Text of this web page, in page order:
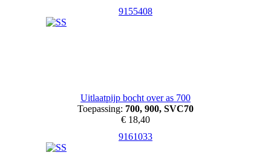
9155408
Uitlaatpijp bocht over as 700
Toepassing: 700, 900, SVC70
€ 18,40
9161033